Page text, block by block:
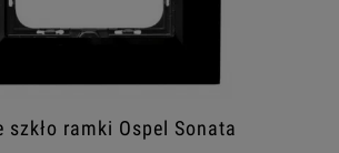
szkło ramki Ospel Sonata